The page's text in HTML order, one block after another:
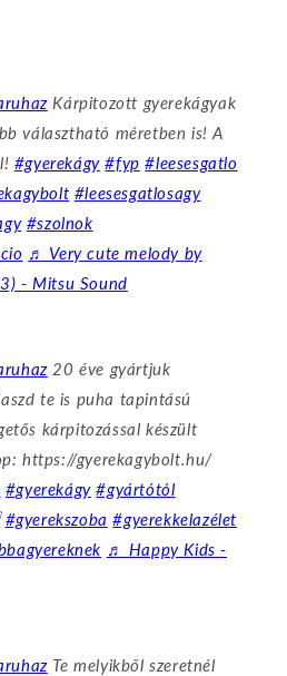
Kárpitozott gyerekágyak
választható méretben is! A
#gyerekágy #fyp #leesesgatlo
#leesesgatlosagy
#szolnok
♬ Very cute melody by
- Mitsu Sound
20 éve gyártjuk
te is puha tapintású
kárpitozással készült
https://gyerekagybolt.hu/
#gyerekágy #gyártótól
#gyerekszoba #gyerekkelazélet
♬ Happy Kids -
Te melyikből szeretnél